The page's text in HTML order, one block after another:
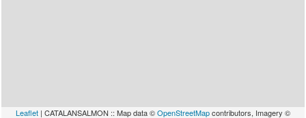
Leaflet | CATALANSALMON :: Map data ©OpenStreetMapcontributors, Imagery ©